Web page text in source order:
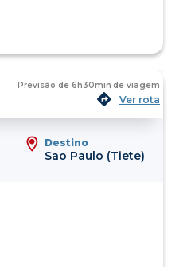
Previsão de 6h30min de viagem
Ver rota
Destino
Sao Paulo (Tiete)